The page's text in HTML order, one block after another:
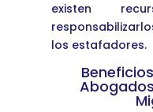
existen
los estafadores.